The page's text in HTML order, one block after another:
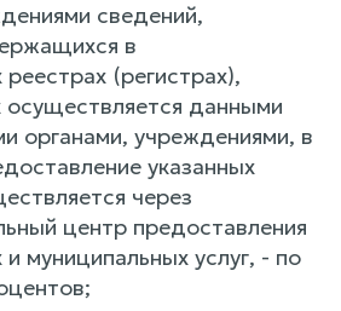
сведений,
в
(регистрах),
данными
органами, учреждениями, в
указанных
через
центр предоставления
муниципальных услуг, - по